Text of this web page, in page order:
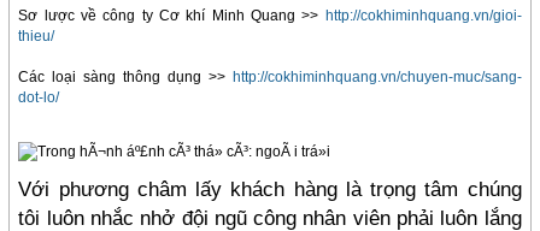
Sơ lược về công ty Cơ khí Minh Quang >> http://cokhiminhquang.vn/gioi-
thieu/
Các loại sàng thông dụng >> http://cokhiminhquang.vn/chuyen-muc/sang-
dot-lo/
Với phương châm lấy khách hàng là trọng tâm chúng
tôi luôn nhắc nhở đội ngũ công nhân viên phải luôn lắng